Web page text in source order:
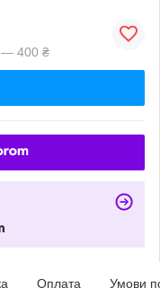
— 400 ₴
Оплата Умови